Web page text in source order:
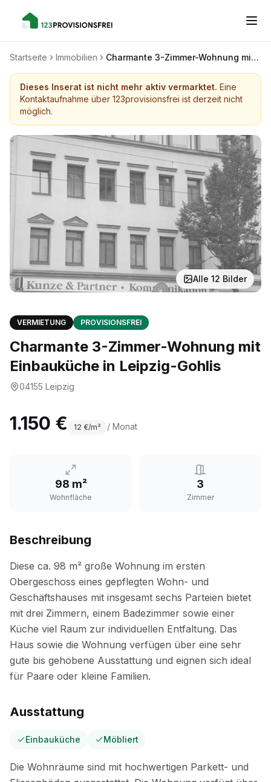
Startseite Immobilien Charmante 3-Zimmer-Wohnung mit Einbauküche in Leipzig-Gohlis
Dieses Inserat ist nicht mehr aktiv vermarktet. Eine
Kontaktaufnahme über 123provisionsfrei ist derzeit nicht
möglich.
Alle 12 Bilder
VERMIETUNG PROVISIONSFREI
Charmante 3-Zimmer-Wohnung mit
Einbauküche in Leipzig-Gohlis
04155 Leipzig
1.150 € 12 €/m² / Monat
98 m²
Wohnfläche
3
Zimmer
Beschreibung
Ausstattung
Einbauküche Möbliert